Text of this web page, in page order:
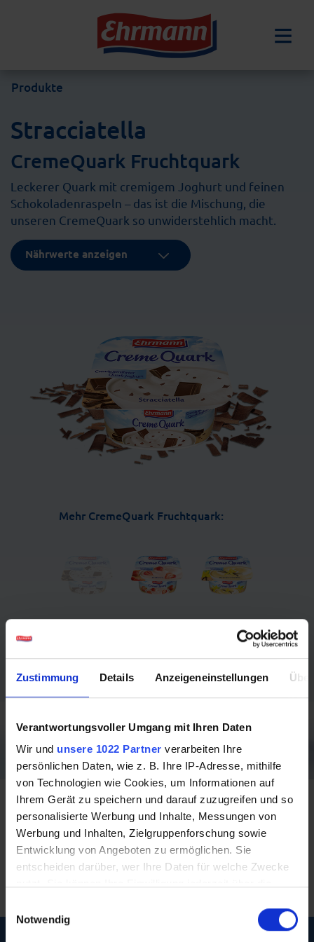
Zustimmung Details Anzeigeneinstellungen
Verantwortungsvoller Umgang mit Ihren Daten
Wir und unsere 1022 Partner verarbeiten Ihre
persönlichen Daten, wie z. B. Ihre IP-Adresse, mithilfe
von Technologien wie Cookies, um Informationen auf
Ihrem Gerät zu speichern und darauf zuzugreifen und so
personalisierte Werbung und Inhalte, Messungen von
Werbung und Inhalten, Zielgruppenforschung sowie
Entwicklung von Angeboten zu ermöglichen. Sie
entscheiden darüber, wer Ihre Daten für welche Zwecke
Trigger Symbol ändern oder widerrufen
Notwendig
Produkte
Stracciatella
CremeQuark Fruchtquark
Leckerer Quark mit cremigem Joghurt und feinen
Schokoladenraspeln – das ist die Mischung, die
unseren CremeQuark so unwiderstehlich macht.
Nährwerte anzeigen
Mehr CremeQuark Fruchtquark: